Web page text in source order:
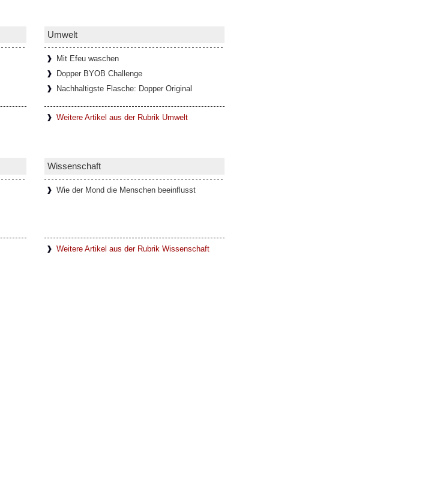
Umwelt
Mit Efeu waschen
Dopper BYOB Challenge
Nachhaltigste Flasche: Dopper Original
Weitere Artikel aus der Rubrik Umwelt
Wissenschaft
Wie der Mond die Menschen beeinflusst
Weitere Artikel aus der Rubrik Wissenschaft